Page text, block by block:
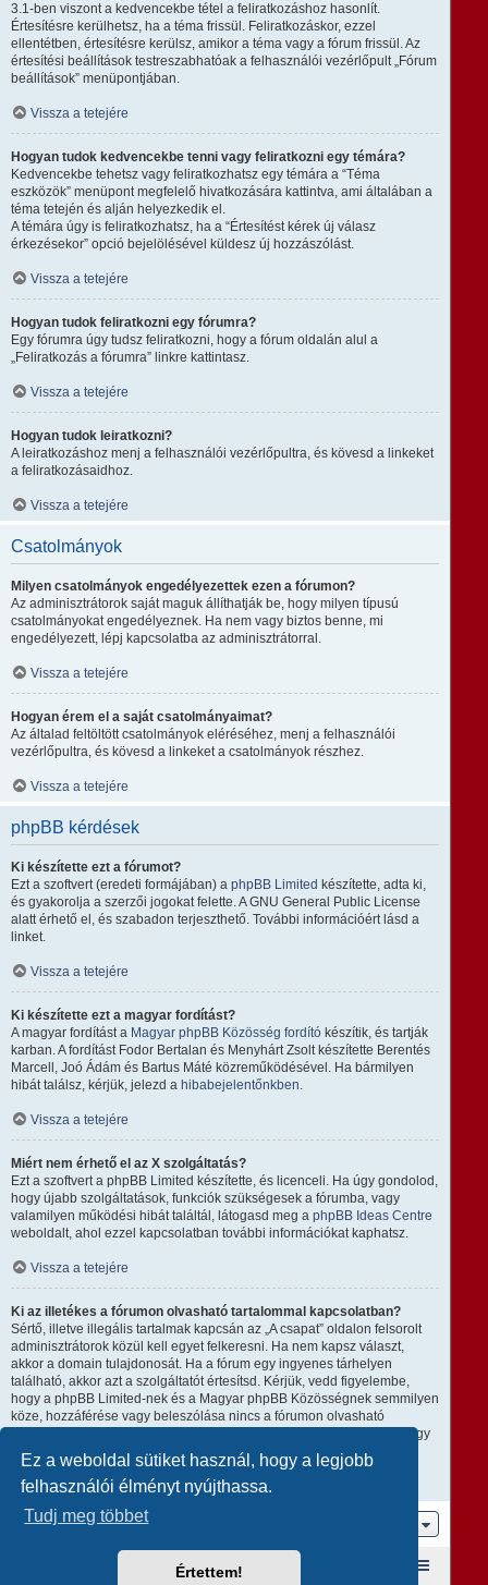
Ez a weboldal sütiket használ, hogy a legjobb
felhasználói élményt nyújthassa.
Tudj meg többet
Értettem!
3.1-ben viszont a kedvencekbe tétel a feliratkozáshoz hasonlít.
Értesítésre kerülhetsz, ha a téma frissül. Feliratkozáskor, ezzel
ellentétben, értesítésre kerülsz, amikor a téma vagy a fórum frissül. Az
értesítési beállítások testreszabhatóak a felhasználói vezérlőpult „Fórum
beállítások” menüpontjában.
Vissza a tetejére
Hogyan tudok kedvencekbe tenni vagy feliratkozni egy témára?
Kedvencekbe tehetsz vagy feliratkozhatsz egy témára a “Téma
eszközök” menüpont megfelelő hivatkozására kattintva, ami általában a
téma tetején és alján helyezkedik el.
A témára úgy is feliratkozhatsz, ha a “Értesítést kérek új válasz
érkezésekor” opció bejelölésével küldesz új hozzászólást.
Vissza a tetejére
Hogyan tudok feliratkozni egy fórumra?
Egy fórumra úgy tudsz feliratkozni, hogy a fórum oldalán alul a
„Feliratkozás a fórumra” linkre kattintasz.
Vissza a tetejére
Hogyan tudok leiratkozni?
A leiratkozáshoz menj a felhasználói vezérlőpultra, és kövesd a linkeket
a feliratkozásaidhoz.
Vissza a tetejére
Csatolmányok
Milyen csatolmányok engedélyezettek ezen a fórumon?
Az adminisztrátorok saját maguk állíthatják be, hogy milyen típusú
csatolmányokat engedélyeznek. Ha nem vagy biztos benne, mi
engedélyezett, lépj kapcsolatba az adminisztrátorral.
Vissza a tetejére
Hogyan érem el a saját csatolmányaimat?
Az általad feltöltött csatolmányok eléréséhez, menj a felhasználói
vezérlőpultra, és kövesd a linkeket a csatolmányok részhez.
Vissza a tetejére
phpBB kérdések
Ki készítette ezt a fórumot?
Ezt a szoftvert (eredeti formájában) a phpBB Limited készítette, adta ki,
és gyakorolja a szerzői jogokat felette. A GNU General Public License
alatt érhető el, és szabadon terjeszthető. További információért lásd a
linket.
Vissza a tetejére
Ki készítette ezt a magyar fordítást?
A magyar fordítást a Magyar phpBB Közösség fordító készítik, és tartják
karban. A fordítást Fodor Bertalan és Menyhárt Zsolt készítette Berentés
Marcell, Joó Ádám és Bartus Máté közreműködésével. Ha bármilyen
hibát találsz, kérjük, jelezd a hibabejelentőnkben.
Vissza a tetejére
Miért nem érhető el az X szolgáltatás?
Ezt a szoftvert a phpBB Limited készítette, és licenceli. Ha úgy gondolod,
hogy újabb szolgáltatások, funkciók szükségesek a fórumba, vagy
valamilyen működési hibát találtál, látogasd meg a phpBB Ideas Centre
weboldalt, ahol ezzel kapcsolatban további információkat kaphatsz.
Vissza a tetejére
Ki az illetékes a fórumon olvasható tartalommal kapcsolatban?
Sértő, illetve illegális tartalmak kapcsán az „A csapat” oldalon felsorolt
adminisztrátorok közül kell egyet felkeresni. Ha nem kapsz választ,
akkor a domain tulajdonosát. Ha a fórum egy ingyenes tárhelyen
található, akkor azt a szolgáltatót értesítsd. Kérjük, vedd figyelembe,
hogy a phpBB Limited-nek és a Magyar phpBB Közösségnek semmilyen
köze, hozzáférése vagy beleszólása nincs a fórumon olvasható
tartalomhoz, ezért nem tehető semmilyen módon felelőssé amiatt, hogy
ki mire használja ezt a fórumot.
Vissza a tetejére